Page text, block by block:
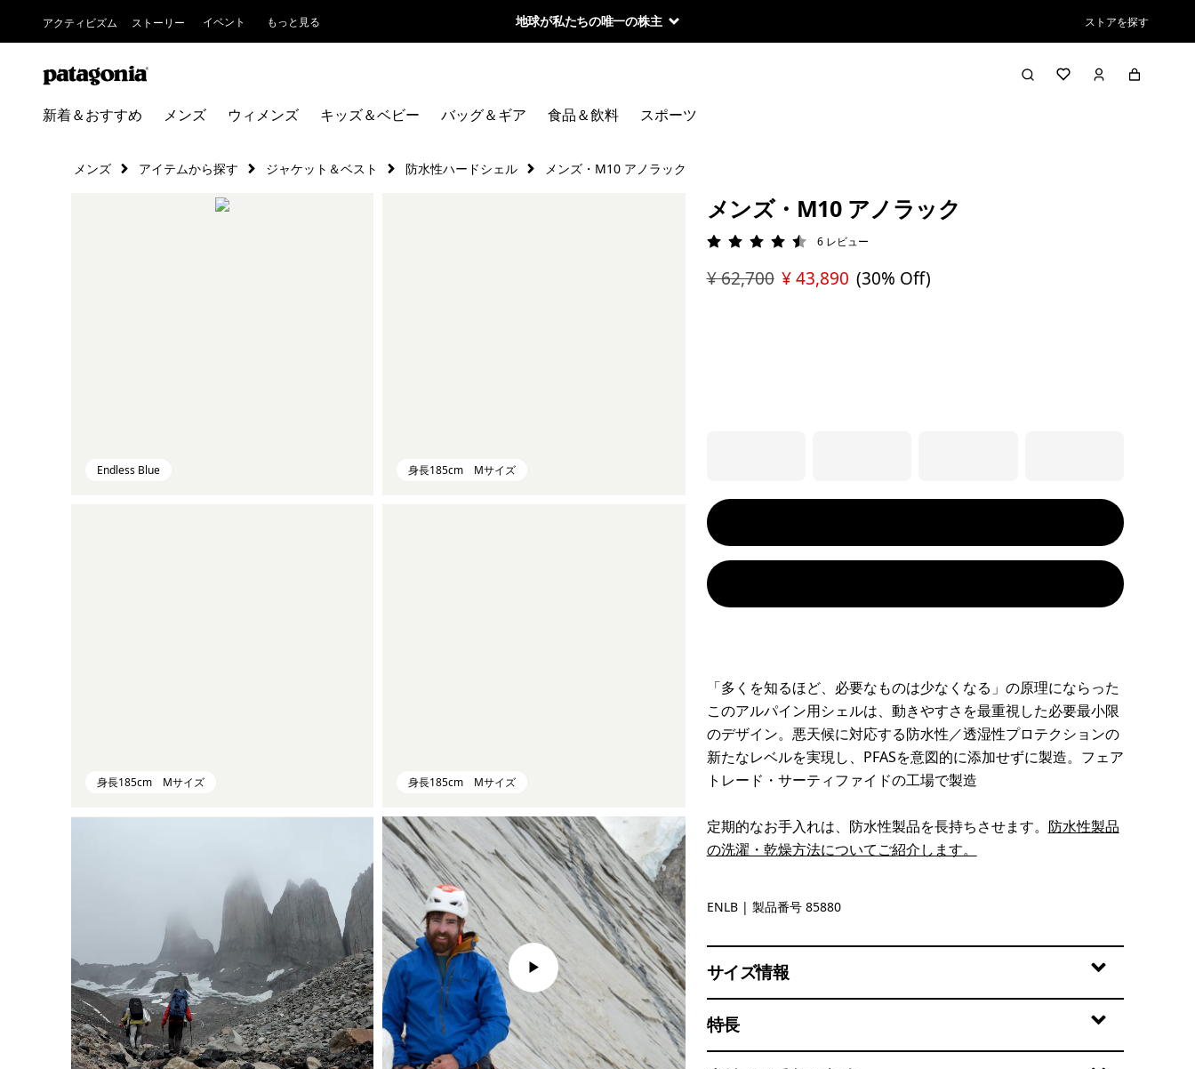
アクティビズム ストーリー イベント もっと見る 地球が私たちの唯一の株主 ストアを探す
新着＆おすすめ メンズ ウィメンズ キッズ＆ベビー バッグ＆ギア 食品＆飲料 スポーツ
メンズ アイテムから探す ジャケット＆ベスト 防水性ハードシェル メンズ・M10 アノラック
Endless Blue 身長185cm Mサイズ
身長185cm Mサイズ 身長185cm Mサイズ
メンズ・M10 アノラック
評価: 4.5 / 5
6 レビュー
¥ 62,700 ¥ 43,890 (30% Off)
「多くを知るほど、必要なものは少なくなる」の原理にならった
このアルパイン用シェルは、動きやすさを最重視した必要最小限
のデザイン。悪天候に対応する防水性／透湿性プロテクションの
新たなレベルを実現し、PFASを意図的に添加せずに製造。フェア
トレード・サーティファイドの工場で製造
定期的なお手入れは、防水性製品を長持ちさせます。 防水性製品
の洗濯・乾燥方法についてご紹介します。
Endless Blue
ENLB | 製品番号 85880
サイズ情報
特長